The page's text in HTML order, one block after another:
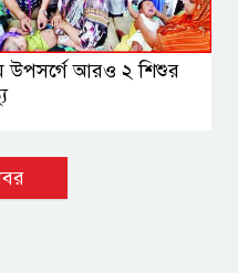
উপসর্গে আরও ২ শিশুর